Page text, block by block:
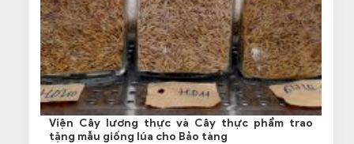
Viện Cây lương thực và Cây thực phẩm trao
tặng mẫu giống lúa cho Bảo tàng